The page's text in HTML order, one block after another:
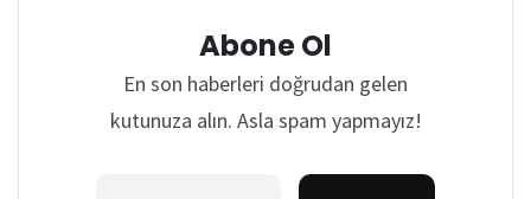
Abone Ol
En son haberleri doğrudan gelen
kutunuza alın. Asla spam yapmayız!